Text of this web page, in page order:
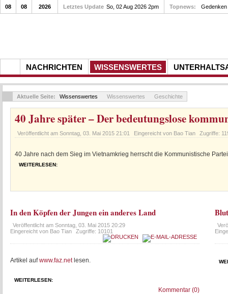
NACHRICHTEN WISSENSWERTES
08 08 2026 Letztes Update So, 02 Aug 2026 2pm Topnews: Gedenken
Aktuelle Seite: Wissenswertes Wissenswertes Geschichte
40 Jahre später – Der bedeutungslose
Veröffentlicht am Sonntag, 03. Mai 2015 21:01 Eingereicht von Bao Tian Zugriffe:
40 Jahre nach dem Sieg im Vietnamkrieg herrscht die Kommunistische
WEITERLESEN:
In den Köpfen der Jungen ein anderes Land
Veröffentlicht am Sonntag, 03. Mai 2015 20:29
Eingereicht von Bao Tian
Zugriffe: 10101
Artikel aufwww.faz.netlesen.
WEITERLESEN:
Kommentar (0)